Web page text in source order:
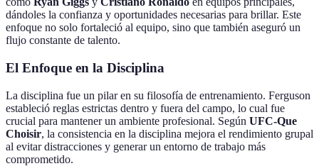
dándoles la confianza y oportunidades necesarias para brillar. Este
enfoque no solo fortaleció al equipo, sino que también aseguró un
flujo constante de talento.
El Enfoque en la Disciplina
La disciplina fue un pilar en su filosofía de entrenamiento. Ferguson
estableció reglas estrictas dentro y fuera del campo, lo cual fue
crucial para mantener un ambiente profesional. Según UFC-Que
Choisir, la consistencia en la disciplina mejora el rendimiento grupal
al evitar distracciones y generar un entorno de trabajo más
comprometido.